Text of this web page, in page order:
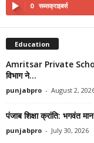
0 सब्सक्राइबर्स
Education
Amritsar Private
विभाग ने...
punjabpro - August 2,
पंजाब शिक्षा क्रांति: भगवंत
punjabpro - July 30, 2026